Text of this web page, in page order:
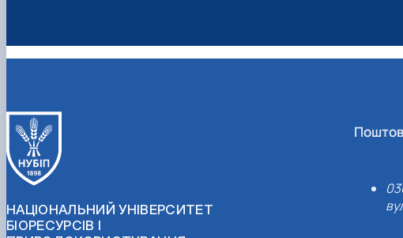
НАЦІОНАЛЬНИЙ УНІВЕРСИТЕТ
БІОРЕСУРСІВ І